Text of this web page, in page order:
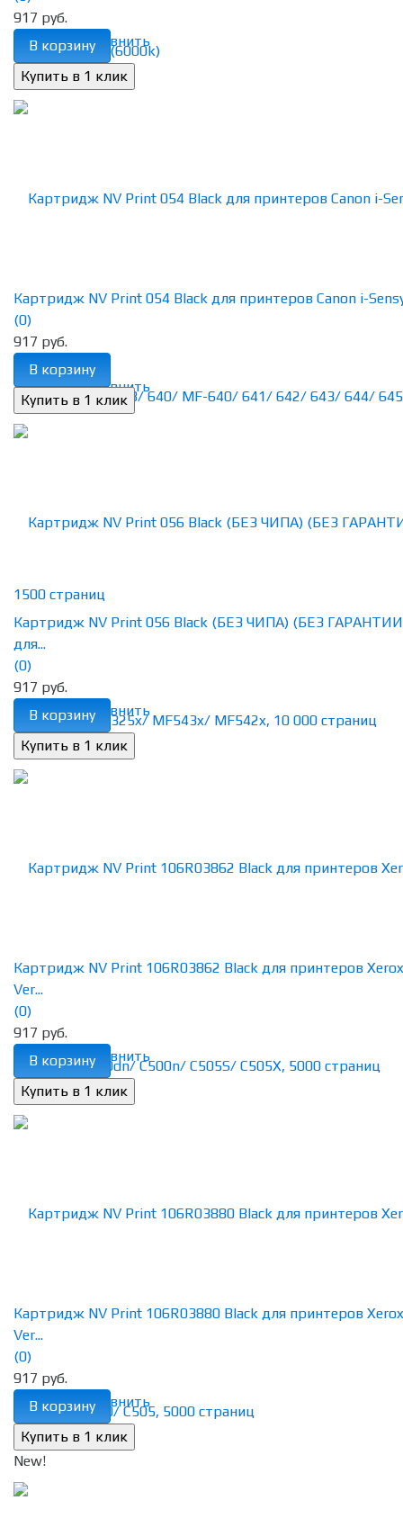
избранное сравнить
917 руб.
В корзину
избранное сравнить
Картридж NV Print 054 Black для принтеров Canon i-
(0)
917 руб.
В корзину
избранное сравнить
Картридж NV Print 056 Black (БЕЗ ЧИПА) (БЕЗ
для...
(0)
917 руб.
В корзину
избранное сравнить
Картридж NV Print 106R03862 Black для принтеров Xerox
Ver...
(0)
917 руб.
В корзину
избранное сравнить
Картридж NV Print 106R03880 Black для принтеров Xerox
Ver...
(0)
917 руб.
В корзину
New!